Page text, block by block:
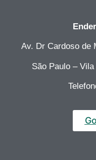
Av. Dr Cardoso de
São Paulo –